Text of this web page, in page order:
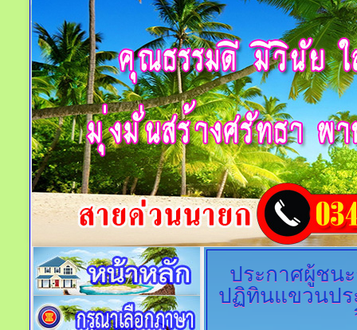
ประกาศผู้ชน
ปฏิทินแขวนปร